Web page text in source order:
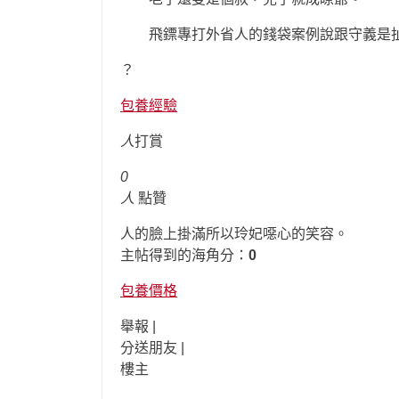
飛鏢專打外省人的錢袋案例說跟守義是
？
包養經驗
人打賞
0
人 點贊
人的臉上掛滿所以玲妃噁心的笑容。
主帖得到的海角分： 0
包養價格
舉報 |
分送朋友 |
樓主